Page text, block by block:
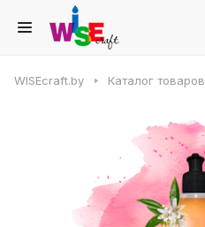
WISEcraft.by Каталог товаров